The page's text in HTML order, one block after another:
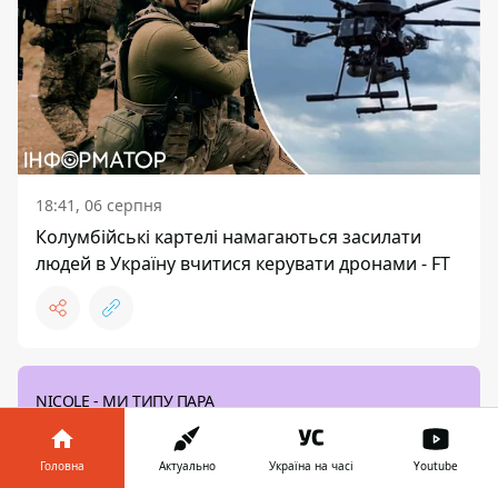
18:41, 06 серпня
Колумбійські картелі намагаються засилати
людей в Україну вчитися керувати дронами - FT
NICOLE - МИ ТИПУ ПАРА
Зараз слухають і кайфують - прем'єра кліпу
Головна Актуально Україна на часі Youtube